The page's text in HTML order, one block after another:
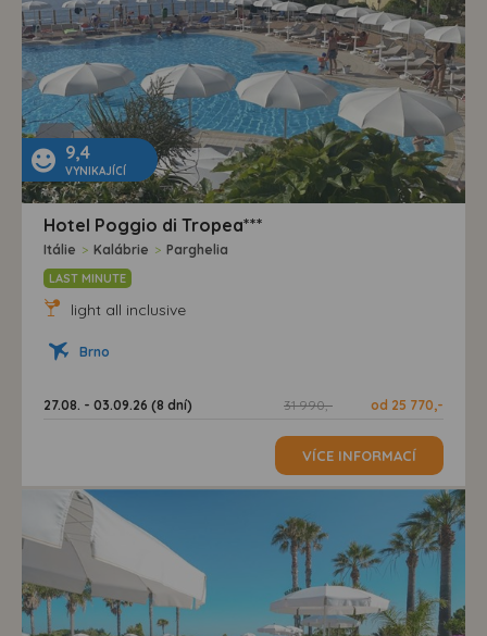
9,4
VYNIKAJÍCÍ
Hotel Poggio di Tropea***
Itálie > Kalábrie > Parghelia
LAST MINUTE
light all inclusive
Brno
27.08. - 03.09.26 (8 dní) 31 990,- od 25 770,-
VÍCE INFORMACÍ